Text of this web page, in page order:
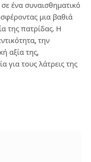
ένα συναισθηματικό
μια βαθιά
της πατρίδας. Η
την
αξία της,
για τους λάτρεις της